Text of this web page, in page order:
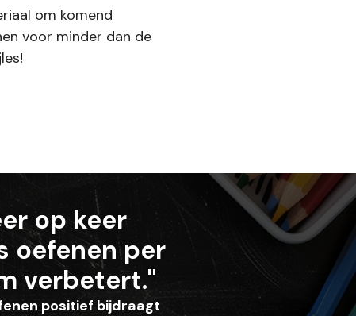
om komend
voor minder dan de
op keer
oefenen per
verbetert."
positief bijdraagt